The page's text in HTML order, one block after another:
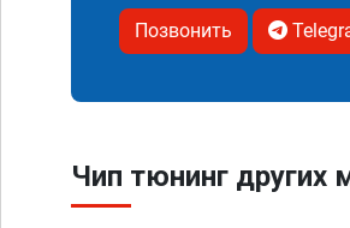
Позвонить
Чип тюнинг других